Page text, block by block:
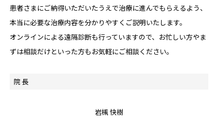
患者さまにご納得いただいたうえで治療に進んでもらえるよう、
本当に必要な治療内容を分かりやすくご説明いたします。
オンラインによる遠隔診断も行っていますので、お忙しい方やま
ずは相談だけといった方もお気軽にご相談ください。
院 長
岩槻 快樹